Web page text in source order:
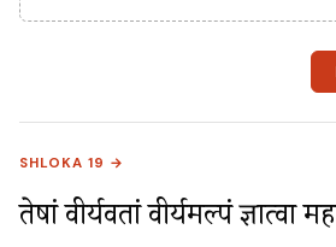
SHLOKA 19 →
तेषां वीर्यवतां वीर्यमल्पं ज्ञात्वा